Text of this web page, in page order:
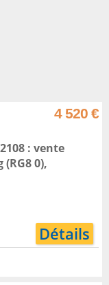
4 520 €
: vente
(RG8 0),
Détails